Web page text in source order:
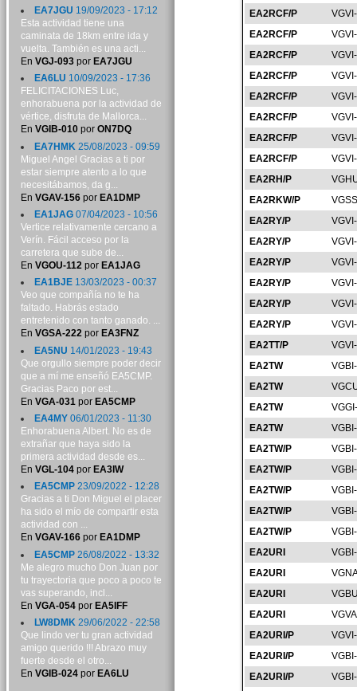
EA2RCF/P
EA2RCF/P
EA2RCF/P
EA2RCF/P
EA2RCF/P
EA2RCF/P
EA2RCF/P
EA2RCF/P
EA2RH/P
EA2RKW/P
EA2RY/P
EA2RY/P
EA2RY/P
EA2RY/P
EA2RY/P
EA2RY/P
EA2TT/P
EA2TW
EA2TW
EA2TW
EA2TW
EA2TW/P
EA2TW/P
EA2TW/P
EA2TW/P
EA2TW/P
EA2URI
EA2URI
EA2URI
EA2URI
EA2URI/P
EA2URI/P
EA2URI/P
EA7JGU 19/09/2023 - 17:12
Esta actividad tiene una
caminata de 18km entre ida y
vuelta. También es una acti...
En VGJ-093por EA7JGU
EA6LU 10/09/2023 - 17:36
FELICITACIONES Luc,
enhorabuena por la actividad de
vértice, disfruta de Mallorca...
En VGIB-010por ON7DQ
EA7HMK 25/08/2023 - 09:59
Miguel Angel Gracias a ti por
estar siempre atento a lo que
necesitábamos, da g...
En VGAV-156por EA1DMP
EA1JAG07/04/2023 - 10:56
Vertice relativamente cercano a
Verín. Fácil acceso por la
carretera que sube de...
En VGOU-112por EA1JAG
EA1BJE13/03/2023 - 00:37
Veo que compañía no te ha
faltado. Habrás estado
entretenido con tanto ganado. ...
En VGSA-222por EA3FNZ
EA5NU 14/01/2023 - 19:43
Que orgullo siempre poder decir
que a mí me enseñó EA5CMP.
Gracias Paco por est...
En VGA-031 por EA5CMP
EA4MY06/01/2023 - 11:30
Enhorabuena Albert. No es de
extrañar que haya sido la
primera actividad desde es...
En VGL-104por EA3IW
EA5CMP23/09/2022 - 12:28
Gracias a ti Don Miguel el placer
ha sido el mío de compartir esta
actividad con ...
En VGAV-166por EA1DMP
EA5CMP26/08/2022 - 13:32
Me alegro mucho Don Juan por
tu trayectoria que poco a poco te
vas superando, incl...
En VGA-054por EA5IFF
LW8DMK29/06/2022 - 22:58
Que lindo ver tu gran actividad
amigo querido !!! Abrazo muy
fuerte desde el otro...
En VGIB-024por EA6LU